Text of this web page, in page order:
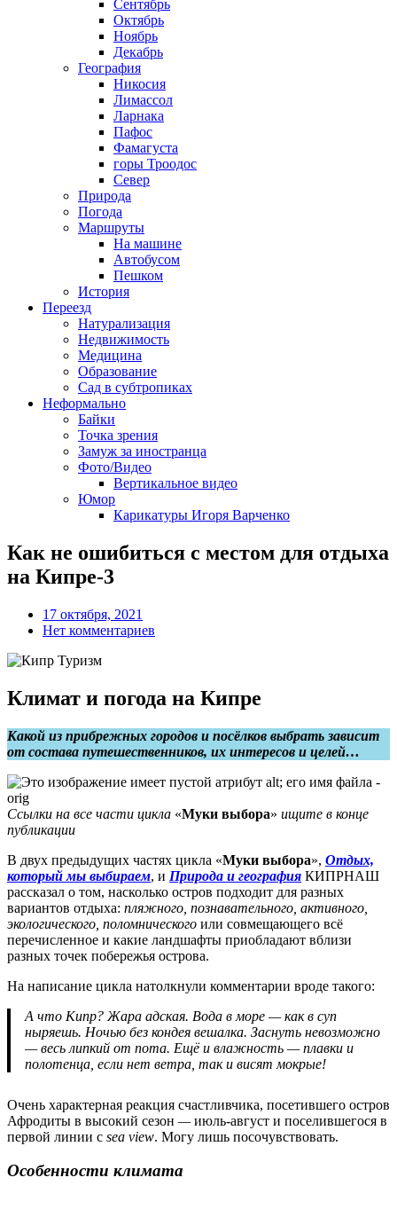
Сентябрь
Октябрь
Ноябрь
Декабрь
География
Никосия
Лимассол
Ларнака
Пафос
Фамагуста
горы Троодос
Север
Природа
Погода
Маршруты
На машине
Автобусом
Пешком
История
Переезд
Натурализация
Недвижимость
Медицина
Образование
Сад в субтропиках
Неформально
Байки
Точка зрения
Замуж за иностранца
Фото/Видео
Вертикальное видео
Юмор
Карикатуры Игоря Варченко
Как не ошибиться с местом для отдыха
на Кипре-3
17 октября, 2021
Нет комментариев
Климат и погода на Кипре
Какой из прибрежных городов и посёлков выбрать зависит
от состава путешественников, их интересов и целей…
Ссылки на все части цикла «Муки выбора» ищите в конце
публикации
В двух предыдущих частях цикла «Муки выбора», Отдых,
который мы выбираем, и Природа и география КИПРНАШ
рассказал о том, насколько остров подходит для разных
вариантов отдыха: пляжного, познавательного, активного,
экологического, поломнического или совмещающего всё
перечисленное и какие ландшафты приобладают вблизи
разных точек побережья острова.
На написание цикла натолкнули комментарии вроде такого:
А что Кипр? Жара адская. Вода в море — как в суп
ныряешь. Ночью без кондея вешалка. Заснуть невозможно
—весь липкий от пота. Ещё и влажность — плавки и
полотенца, если нет ветра, так и висят мокрые!
Очень характерная реакция счастливчика, посетившего остров
Афродиты в высокий сезон —июль-август и поселившегося в
первой линии с sea view. Могу лишь посочувствовать.
Особенности климата